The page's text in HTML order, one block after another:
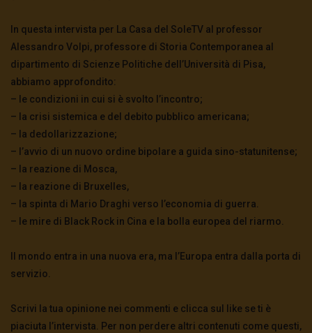
In questa intervista per La Casa del SoleTV al professor
Alessandro Volpi, professore di Storia Contemporanea al
dipartimento di Scienze Politiche dell’Università di Pisa,
abbiamo approfondito:
– le condizioni in cui si è svolto l’incontro;
– la crisi sistemica e del debito pubblico americana;
– la dedollarizzazione;
– l’avvio di un nuovo ordine bipolare a guida sino-statunitense;
– la reazione di Mosca,
– la reazione di Bruxelles,
– la spinta di Mario Draghi verso l’economia di guerra.
– le mire di Black Rock in Cina e la bolla europea del riarmo.
Il mondo entra in una nuova era, ma l’Europa entra dalla porta di
servizio.
Scrivi la tua opinione nei commenti e clicca sul like se ti è
piaciuta l’intervista. Per non perdere altri contenuti come questi,